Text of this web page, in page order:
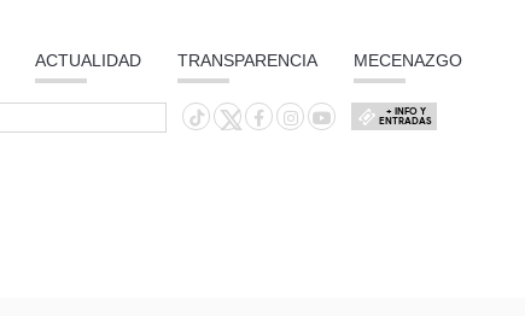
ACTUALIDAD TRANSPARENCIA MECENAZGO
+ INFO Y
ENTRADAS